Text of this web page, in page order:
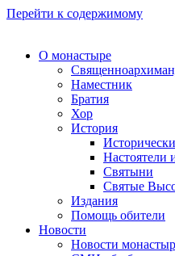
Перейти к содержимому
О монастыре
Наместник
Братия
Хор
История
Настоятели
Святыни
Святые
Издания
Помощь обители
Новости
Новости